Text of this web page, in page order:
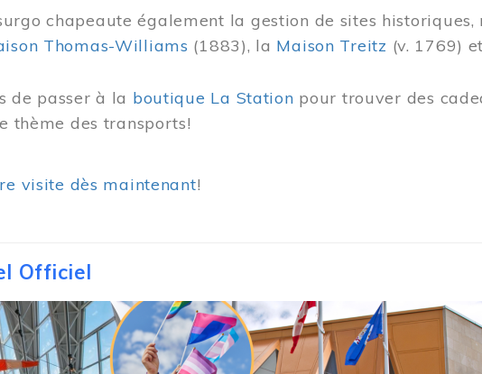
chapeaute également la gestion de sites historiques,
Thomas-Williams (1883), la Maison Treitz (v. 1769)
de passer à la boutique La Station pour trouver des
thème des transports!
visite dès maintenant!
Officiel